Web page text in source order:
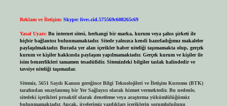
Reklam ve İletişim: Skype: live:.cid.575569c608265c69
Yasal Uyarı: Bu internet sitesi, herhangi bir marka, kurum veya şahıs şirketi ile
hiçbir bağlantısı bulunmamaktadır. Sitede yalnızca kendi hazırladığımız makaleler
paylaşılmaktadır. Burada yer alan içerikler haber niteliği taşımamakta olup, gerçek
kurum ve kişiler hakkında paylaşım yapılmamaktadır. Gerçek kurum ve kişiler ile
isim benzerlikleri tamamen tesadüfidir. Sitemizdeki bilgiler taslak halindedir ve
tavsiye niteliği taşımazlar.
Sitemiz, 5651 Sayılı Kanun gereğince Bilgi Teknolojileri ve İletişim Kurumu (BTK)
tarafından onaylanmış bir Yer Sağlayıcı olarak hizmet vermektedir. Bu nedenle,
sitedeki içerikleri proaktif olarak denetleme veya araştırma yükümlülüğümüz
bulunmamaktadır. Ancak, üyelerimiz yazdıkları içeriklerin sorumluluğunu